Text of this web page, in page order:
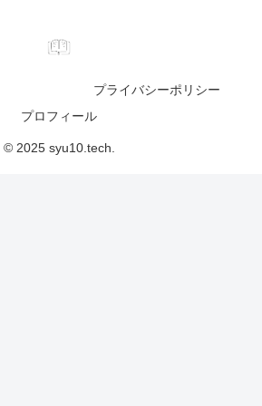
プライバシーポリシー
プロフィール
© 2025 syu10.tech.